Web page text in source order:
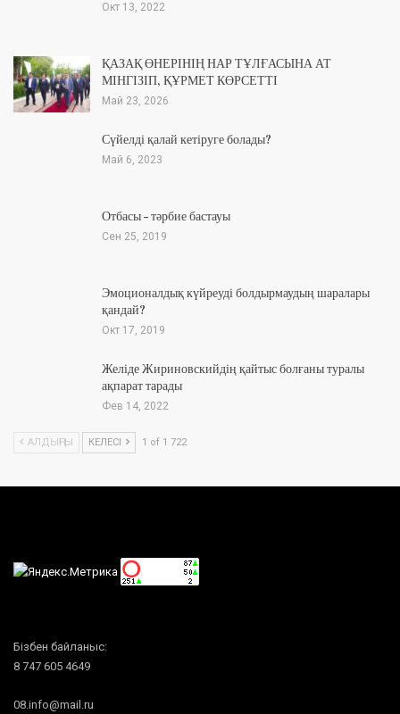
Окт 13, 2022
ҚАЗАҚ ӨНЕРІНІҢ НАР ТҰЛҒАСЫНА АТ
МІНГІЗІП, ҚҰРМЕТ КӨРСЕТТІ
Май 23, 2026
Сүйелді қалай кетіруге болады?
Май 6, 2023
Отбасы – тәрбие бастауы
Сен 25, 2019
Эмоционалдық күйреуді болдырмаудың шаралары
қандай?
Окт 17, 2019
Желіде Жириновскийдің қайтыс болғаны туралы
ақпарат тарады
Фев 14, 2022
АЛДЫҢҒЫ КЕЛЕСІ 1 of 1 722
Бізбен байланыс:
8 747 605 4649
08.info@mail.ru